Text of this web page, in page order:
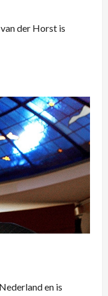
der Horst is
en is